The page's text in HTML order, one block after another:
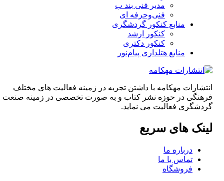
مدیر فنی بند ب
فنی‌وحرفه‌ ای
منابع کنکور گردشگری
کنکور ارشد
کنکور دکتری
منابع هتلداری پیام‌نور
انتشارات مهکامه با داشتن تجربه در زمینه فعالیت های مختلف
فرهنگی در حوزه نشر کتاب و به صورت تخصصی در زمینه صنعت
گردشگری فعالیت می نماید.
لینک های سریع
درباره ما
تماس با ما
فروشگاه